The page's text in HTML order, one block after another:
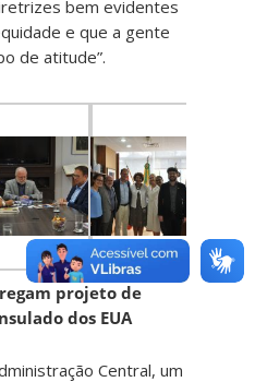
bem evidentes
e que a gente
de atitude”.
projeto de
dos EUA
Central, um